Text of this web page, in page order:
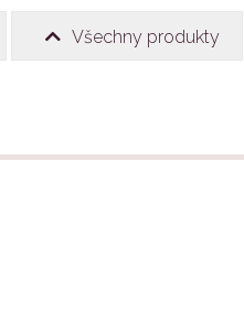
Všechny produkty